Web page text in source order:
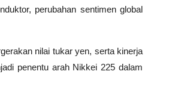
perubahan sentimen global
nilai tukar yen, serta kinerja
penentu arah Nikkei 225 dalam